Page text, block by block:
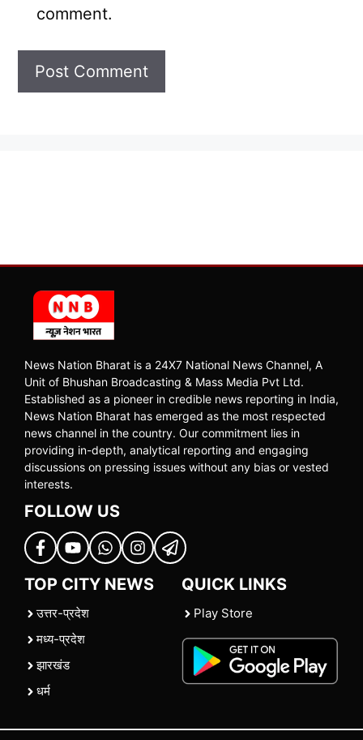
comment.
News Nation Bharat is a 24X7 National News Channel, A
Unit of Bhushan Broadcasting & Mass Media Pvt Ltd.
Established as a pioneer in credible news reporting in India,
News Nation Bharat has emerged as the most respected
news channel in the country. Our commitment lies in
providing in-depth, analytical reporting and engaging
discussions on pressing issues without any bias or vested
interests.
FOLLOW US
TOP CITY NEWS
उत्तर-प्रदेश
मध्य-प्रदेश
झारखंड
धर्म
QUICK LINKS
Play Store